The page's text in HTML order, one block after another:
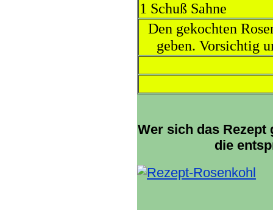
1 Schuß Sahne
Den gekochten
geben. Vorsichtig
Wer sich das
die